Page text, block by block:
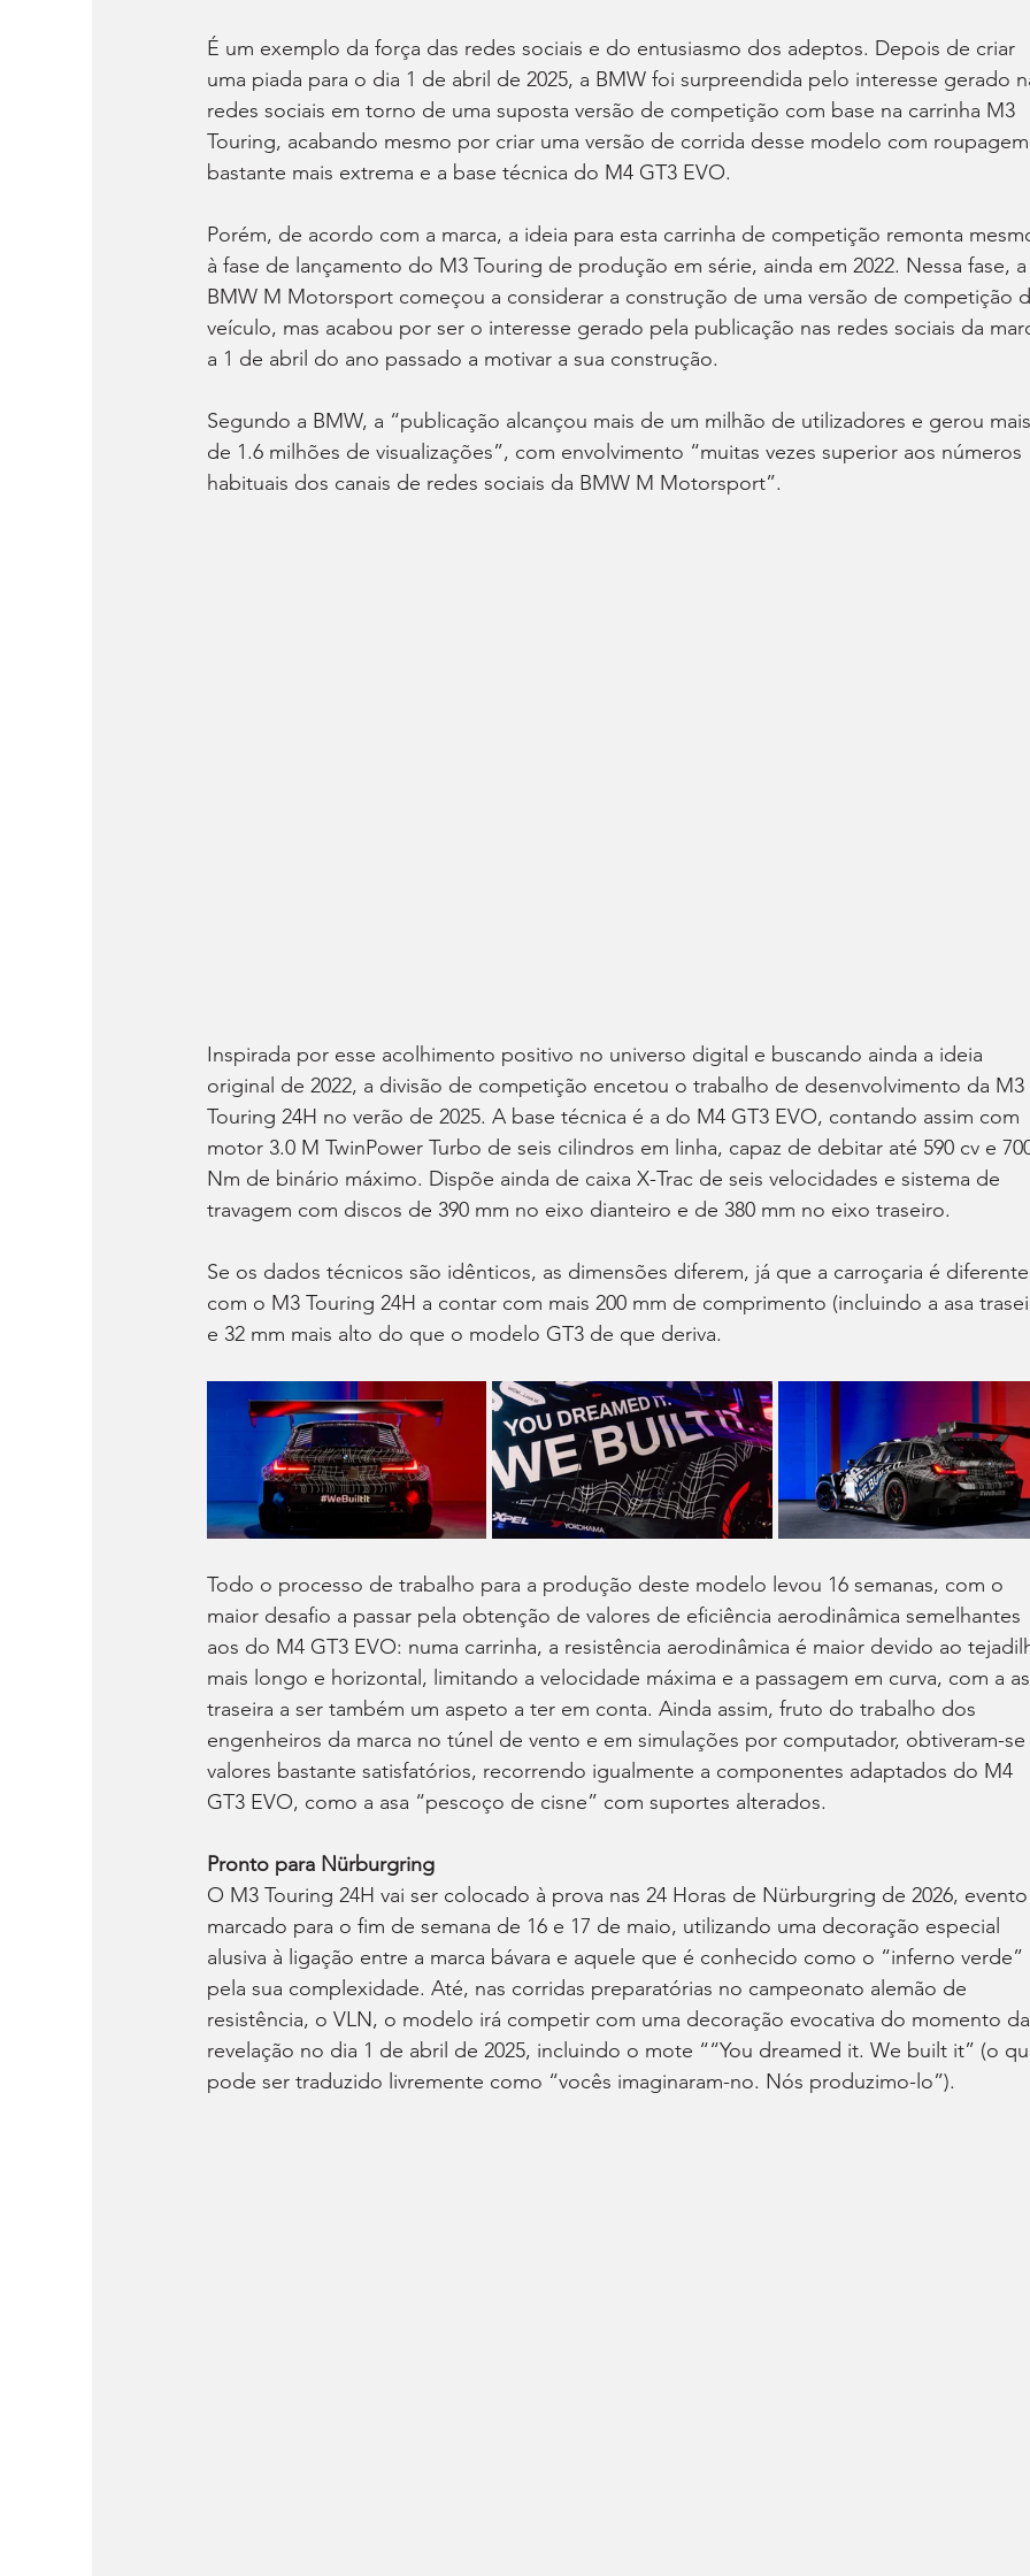
É um exemplo da força das redes sociais e do entusiasmo dos adeptos. Depois de criar
uma piada para o dia 1 de abril de 2025, a BMW foi surpreendida pelo interesse gerado
redes sociais em torno de uma suposta versão de competição com base na carrinha M3
Touring, acabando mesmo por criar uma versão de corrida desse modelo com roupagem
bastante mais extrema e a base técnica do M4 GT3 EVO.
Porém, de acordo com a marca, a ideia para esta carrinha de competição remonta
à fase de lançamento do M3 Touring de produção em série, ainda em 2022. Nessa fase, a
BMW M Motorsport começou a considerar a construção de uma versão de competição
veículo, mas acabou por ser o interesse gerado pela publicação nas redes sociais da
a 1 de abril do ano passado a motivar a sua construção.
Segundo a BMW, a “publicação alcançou mais de um milhão de utilizadores e gerou mais
de 1.6 milhões de visualizações”, com envolvimento “muitas vezes superior aos números
habituais dos canais de redes sociais da BMW M Motorsport”.
Inspirada por esse acolhimento positivo no universo digital e buscando ainda a ideia
original de 2022, a divisão de competição encetou o trabalho de desenvolvimento da M3
Touring 24H no verão de 2025. A base técnica é a do M4 GT3 EVO, contando assim com
motor 3.0 M TwinPower Turbo de seis cilindros em linha, capaz de debitar até 590 cv e
Nm de binário máximo. Dispõe ainda de caixa X-Trac de seis velocidades e sistema de
travagem com discos de 390 mm no eixo dianteiro e de 380 mm no eixo traseiro.
Se os dados técnicos são idênticos, as dimensões diferem, já que a carroçaria é
com o M3 Touring 24H a contar com mais 200 mm de comprimento (incluindo a asa
e 32 mm mais alto do que o modelo GT3 de que deriva.
Todo o processo de trabalho para a produção deste modelo levou 16 semanas, com o
maior desafio a passar pela obtenção de valores de eficiência aerodinâmica semelhantes
aos do M4 GT3 EVO: numa carrinha, a resistência aerodinâmica é maior devido ao
mais longo e horizontal, limitando a velocidade máxima e a passagem em curva, com a
traseira a ser também um aspeto a ter em conta. Ainda assim, fruto do trabalho dos
engenheiros da marca no túnel de vento e em simulações por computador, obtiveram-se
valores bastante satisfatórios, recorrendo igualmente a componentes adaptados do M4
GT3 EVO, como a asa “pescoço de cisne” com suportes alterados.
Pronto para Nürburgring
O M3 Touring 24H vai ser colocado à prova nas 24 Horas de Nürburgring de 2026, evento
marcado para o fim de semana de 16 e 17 de maio, utilizando uma decoração especial
alusiva à ligação entre a marca bávara e aquele que é conhecido como o “inferno verde”
pela sua complexidade. Até, nas corridas preparatórias no campeonato alemão de
resistência, o VLN, o modelo irá competir com uma decoração evocativa do momento da
revelação no dia 1 de abril de 2025, incluindo o mote ““You dreamed it. We built it” (o
pode ser traduzido livremente como “vocês imaginaram-no. Nós produzimo-lo”).